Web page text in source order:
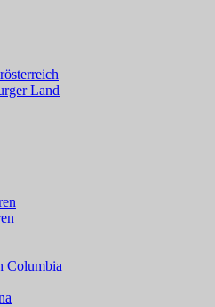
Land
Columbia